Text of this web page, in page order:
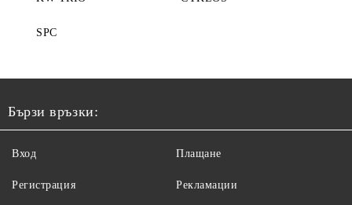
SPC
Бързи връзки:
Вход
Регистрация
Плащане
Рекламации